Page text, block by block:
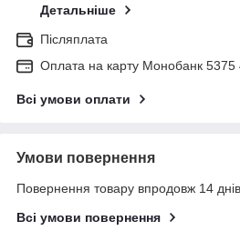
Детальніше
Післяплата
Оплата на карту Монобанк 5375
Всі умови оплати
Умови повернення
Повернення товару впродовж 14
Всі умови повернення